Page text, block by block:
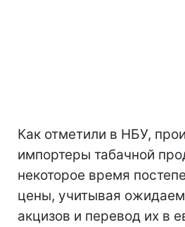
Как отметили в НБУ,
импортеры табачной
некоторое время
цены, учитывая
акцизов и перевод их в